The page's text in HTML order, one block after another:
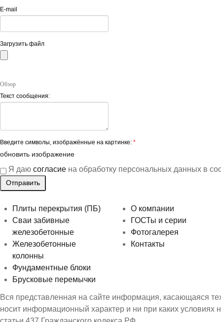
E-mail
Загрузить файл
Обзор
Текст сообщения:
Введите символы, изображённые на картинке: *
обновить изображение
Я даю согласие на обработку персональных данных в
Плиты перекрытия (ПБ)
Сваи забивные
железобетонные
Железобетонные
колонны
Фундаментные блоки
Брусковые перемычки
О компании
ГОСТы и серии
Фотогалерея
Контакты
Вся представленная на сайте информация, касающаяся
носит информационный характер и ни при каких